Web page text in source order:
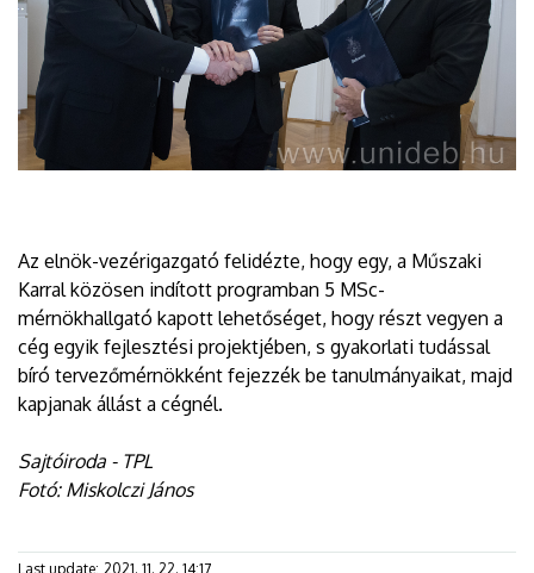
Az elnök-vezérigazgató felidézte, hogy egy, a Műszaki
Karral közösen indított programban 5 MSc-
mérnökhallgató kapott lehetőséget, hogy részt vegyen a
cég egyik fejlesztési projektjében, s gyakorlati tudással
bíró tervezőmérnökként fejezzék be tanulmányaikat, majd
kapjanak állást a cégnél.
Sajtóiroda - TPL
Fotó: Miskolczi János
Last update: 2021. 11. 22. 14:17